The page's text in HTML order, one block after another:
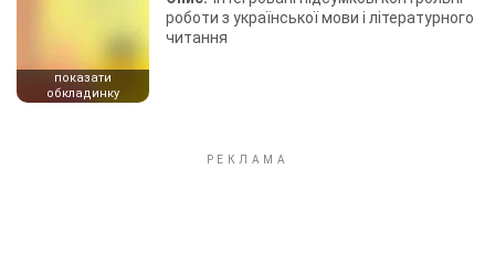
показати
обкладинку
роботи з української мови і літературного
читання